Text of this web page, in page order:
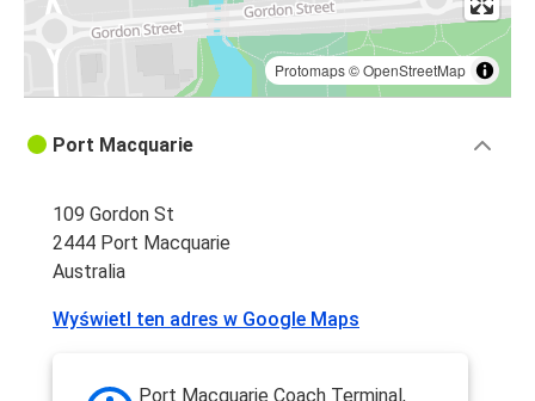
Protomaps©OpenStreetMap
Port Macquarie
109 Gordon St
2444 Port Macquarie
Australia
Wyświetl ten adres w Google Maps
Port Macquarie Coach Terminal,